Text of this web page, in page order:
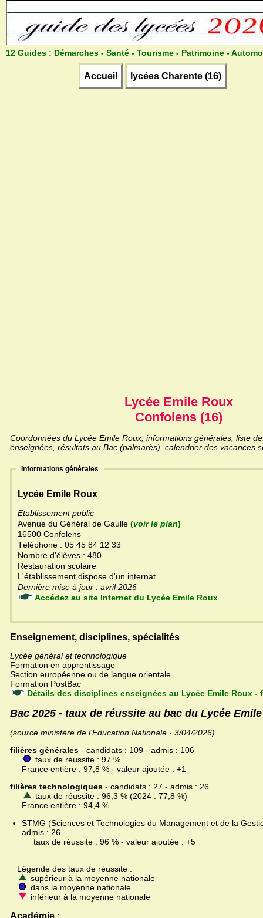
12 Guides : Démarches - Santé - Tourisme - Patrimoine -
Accueil lycées Charente (16)
Lycée Emile Roux
Confolens (16)
Coordonnées du Lycée Emile Roux, informations générales, liste
enseignées, résultats au Bac (palmarès), calendrier des vacances
Informations générales
Lycée Emile Roux
Etablissement public
Avenue du Général de Gaulle (voir le plan)
16500 Confolens
Téléphone : 05 45 84 12 33
Nombre d'élèves : 480
Restauration scolaire
L'établissement dispose d'un internat
Dernière mise à jour : avril 2026
Accédez au site Internet du Lycée Emile Roux
Enseignement, disciplines, spécialités
Lycée général et technologique
Formation en apprentissage
Section européenne ou de langue orientale
Formation PostBac
Détails des disciplines enseignées au Lycée Emile Roux -
Bac 2025 - taux de réussite au bac du Lycée
(source ministère de l'Education Nationale - 3/04/2026)
filières générales - candidats : 109 - admis : 106
taux de réussite : 97 %
France entière : 97,8 % - valeur ajoutée : +1
filières technologiques - candidats : 27 - admis : 26
taux de réussite : 96,3 % (2024 : 77,8 %)
France entière : 94,4 %
STMG (Sciences et Technologies du Management et de la
admis : 26
taux de réussite : 96 % - valeur ajoutée : +5
Légende des taux de réussite :
supérieur à la moyenne nationale
dans la moyenne nationale
inférieur à la moyenne nationale